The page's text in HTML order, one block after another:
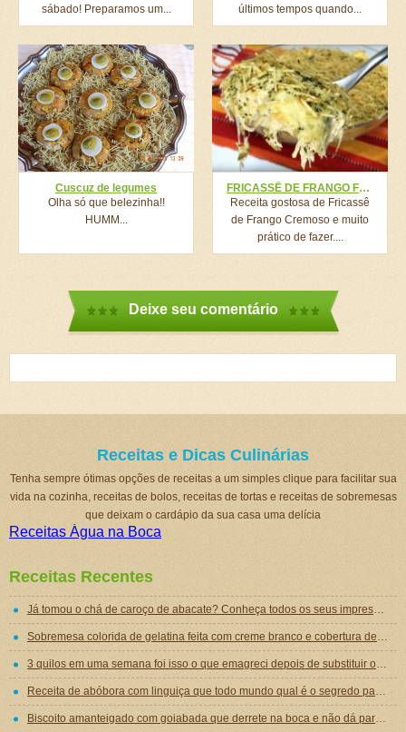
sábado! Preparamos um...
últimos tempos quando...
Cuscuz de legumes
Olha só que belezinha!!
HUMM...
FRICASSÊ DE FRANGO FÁCIL
Receita gostosa de Fricassê
de Frango Cremoso e muito
prático de fazer....
Deixe seu comentário
Receitas e Dicas Culinárias
Tenha sempre ótimas opções de receitas a um simples clique para facilitar sua
vida na cozinha, receitas de bolos, receitas de tortas e receitas de sobremesas
que deixam o cardápio da sua casa uma delícia
Receitas Água na Boca
Receitas Recentes
Já tomou o chá de caroço de abacate? Conheça todos os seus impressionantes benefícios!
Sobremesa colorida de gelatina feita com creme branco e cobertura de mousse de gelatina
3 quilos em uma semana foi isso o que emagreci depois de substituir o jantar por essa sopa emagrecedora
Receita de abóbora com linguiça que todo mundo qual é o segredo para ficar tão gostosa
Biscoito amanteigado com goiabada que derrete na boca e não dá para comer um só